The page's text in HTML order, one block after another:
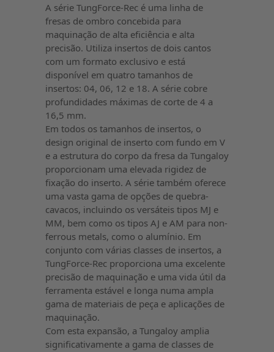
A série TungForce-Rec é uma linha de
fresas de ombro concebida para
maquinação de alta eficiência e alta
precisão. Utiliza insertos de dois cantos
com um formato exclusivo e está
disponível em quatro tamanhos de
insertos: 04, 06, 12 e 18. A série cobre
profundidades máximas de corte de 4 a
16,5 mm.
Em todos os tamanhos de insertos, o
design original de inserto com fundo em V
e a estrutura do corpo da fresa da Tungaloy
proporcionam uma elevada rigidez de
fixação do inserto. A série também oferece
uma vasta gama de opções de quebra-
cavacos, incluindo os versáteis tipos MJ e
MM, bem como os tipos AJ e AM para non-
ferrous metals, como o alumínio. Em
conjunto com várias classes de insertos, a
TungForce-Rec proporciona uma excelente
precisão de maquinação e uma vida útil da
ferramenta estável e longa numa ampla
gama de materiais de peça e aplicações de
maquinação.
Com esta expansão, a Tungaloy amplia
significativamente a gama de classes de